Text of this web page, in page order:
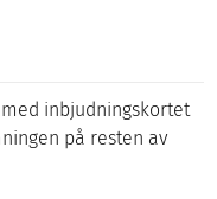
inbjudningskortet
på resten av